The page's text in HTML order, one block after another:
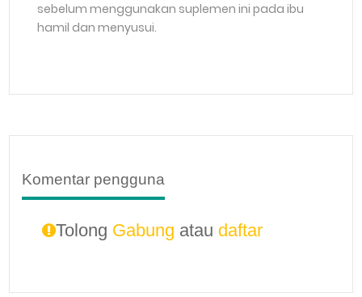
sebelum menggunakan suplemen ini pada ibu
hamil dan menyusui.
Komentar pengguna
Tolong Gabung atau daftar